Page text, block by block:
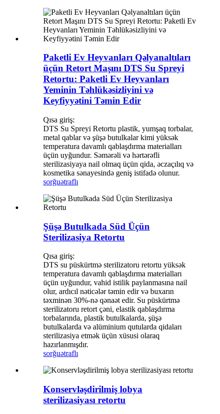
Paketli Ev Heyvanları Qəlyanaltıları
üçün Retort Maşını DTS Su Spreyi
Retortu: Paketli Ev Heyvanları
Yeminin Təhlükəsizliyini və
Keyfiyyətini Təmin Edir
Qısa giriş:
DTS Su Spreyi Retortu plastik, yumşaq torbalar,
metal qablar və şüşə butulkalar kimi yüksək
temperatura davamlı qablaşdırma materialları
üçün uyğundur. Səmərəli və hərtərəfli
sterilizasiyaya nail olmaq üçün qida, əczaçılıq və
kosmetika sənayesində geniş istifadə olunur.
sorğuətraflı
Şüşə Butulkada Süd Üçün
Sterilizasiya Retortu
Qısa giriş:
DTS su püskürtmə sterilizatoru retortu yüksək
temperatura davamlı qablaşdırma materialları
üçün uyğundur, vahid istilik paylanmasına nail
olur, ardıcıl nəticələr təmin edir və buxarın
təxminən 30%-nə qənaət edir. Su püskürtmə
sterilizatoru retort çəni, elastik qablaşdırma
torbalarında, plastik butulkalarda, şüşə
butulkalarda və alüminium qutularda qidaları
sterilizasiya etmək üçün xüsusi olaraq
hazırlanmışdır.
sorğuətraflı
Konservləşdirilmiş lobya
sterilizasiyası retortu